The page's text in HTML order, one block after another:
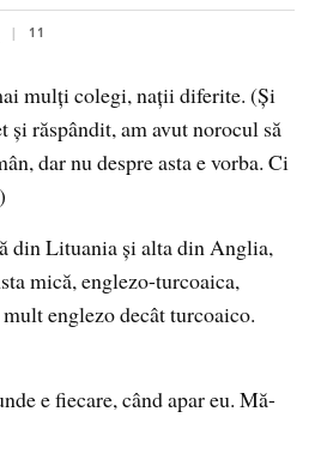
11
mulţi colegi, naţii diferite. (Şi
şi răspândit, am avut norocul să
dar nu despre asta e vorba. Ci
din Lituania şi alta din Anglia,
mică, englezo-turcoaica,
englezo decât turcoaico.
e fiecare, când apar eu. Mă-